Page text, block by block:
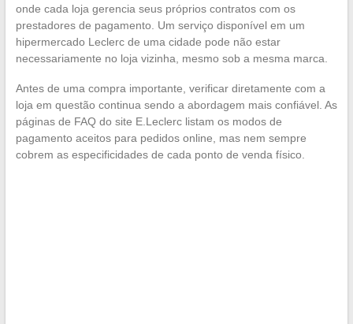
onde cada loja gerencia seus próprios contratos com os
prestadores de pagamento. Um serviço disponível em um
hipermercado Leclerc de uma cidade pode não estar
necessariamente no loja vizinha, mesmo sob a mesma marca.
Antes de uma compra importante, verificar diretamente com a
loja em questão continua sendo a abordagem mais confiável. As
páginas de FAQ do site E.Leclerc listam os modos de
pagamento aceitos para pedidos online, mas nem sempre
cobrem as especificidades de cada ponto de venda físico.